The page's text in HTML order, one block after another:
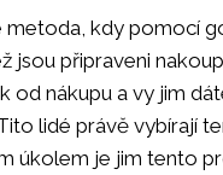
metoda, kdy pomocí
jsou připraveni
od nákupu a vy jim
lidé právě vybírají
úkolem je jim tento